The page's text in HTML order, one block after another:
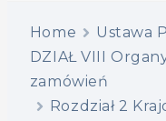
Home
Ustawa
DZIAŁ VIII
zamówień
Rozdział 2